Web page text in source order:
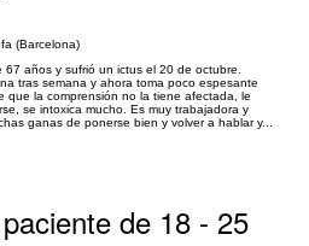
(Barcelona)
años y sufrió un ictus el 20 de octubre.
tras semana y ahora toma poco espesante
que la comprensión no la tiene afectada, le
se intoxica mucho. Es muy trabajadora y
ganas de ponerse bien y volver a hablar y...
de 18 - 25